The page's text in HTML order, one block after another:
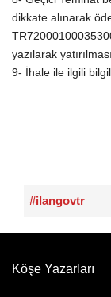
dikkate alınarak
yazılarak
9- İhale ile ilgili
#ilangovtr
Köşe Yazarları